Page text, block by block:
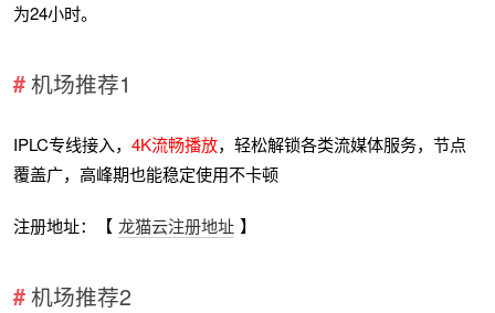
为24小时。
机场推荐1
IPLC专线接入，4K流畅播放，轻松解锁各类流媒体服务，节点
覆盖广，高峰期也能稳定使用不卡顿
注册地址：【 龙猫云注册地址 】
机场推荐2